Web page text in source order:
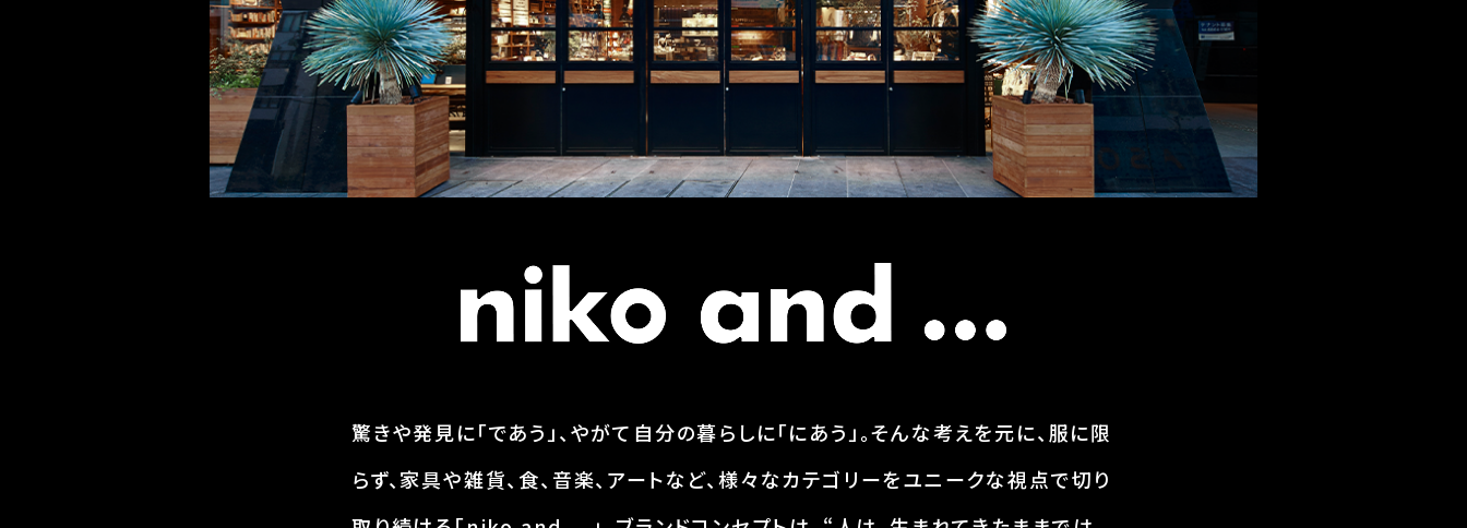
驚きや発見に「であう」、やがて自分の暮らしに「にあう」。そんな考えを元に、服に限
らず、家具や雑貨、食、音楽、アートなど、様々なカテゴリーをユニークな視点で切り